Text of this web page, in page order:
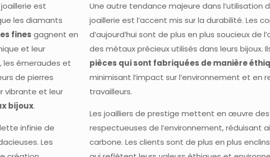
est
les diamants
fines gagnent en
et leur
les émeraudes et
de pierres
vibrante et leur
bijoux.
infinie de
Les
Une autre tendance majeure dans l’utilisation
joaillerie est l’accent mis sur la durabilité. Les
d’aujourd’hui sont de plus en plus soucieux de
des métaux précieux utilisés dans leurs bijoux.
pièces qui sont fabriquées de manière
minimisant l’impact sur l’environnement et en
travailleurs.
Les joailliers de prestige mettent en œuvre
respectueuses de l’environnement, réduisant
carbone. Les clients sont de plus en plus